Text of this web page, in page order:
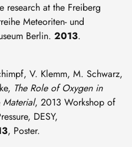
research at the Freiberg
Meteoriten- und
Berlin. 2013.
V. Klemm, M. Schwarz,
The Role of Oxygen in
Material, 2013 Workshop of
DESY,
, Poster.